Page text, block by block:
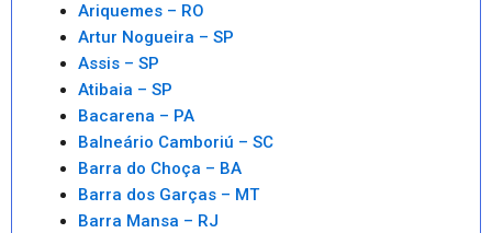
Ariquemes – RO
Artur Nogueira – SP
Assis – SP
Atibaia – SP
Bacarena – PA
Balneário Camboriú – SC
Barra do Choça – BA
Barra dos Garças – MT
Barra Mansa – RJ